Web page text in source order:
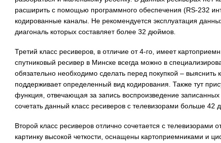
расширить с помощью программного обеспечения (RS-232
кодированные каналы. Не рекомендуется эксплуатация
диагональ которых составляет более 32 дюймов.
Третий класс ресиверов, в отличие от 4-го, имеет
спутниковый ресивер в Минске всегда можно в
обязательно необходимо сделать перед покупкой – выяснить
поддерживает определенный вид кодирования. Также тут
функция, отвечающая за запись воспроизведение
сочетать данный класс ресиверов с телевизорами больше 42
Второй класс ресиверов отлично сочетается с телевизорами
картинку высокой четкости, оснащены картоприемниками и